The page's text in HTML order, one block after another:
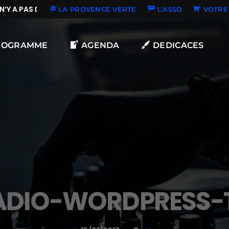
A PAS DE NOUVELLES DÉDICACES
LA PROVENCE VERTE L’ASSO
AGENDA DEDICACES